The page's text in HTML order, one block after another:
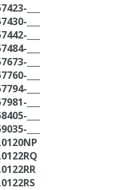
___
___
___
___
___
___
___
___
___
___